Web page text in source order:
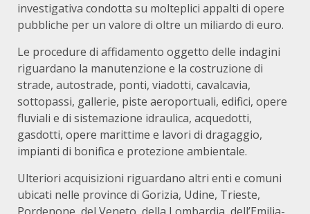
investigativa condotta su molteplici appalti di opere
pubbliche per un valore di oltre un miliardo di euro.
Le procedure di affidamento oggetto delle indagini
riguardano la manutenzione e la costruzione di
strade, autostrade, ponti, viadotti, cavalcavia,
sottopassi, gallerie, piste aeroportuali, edifici, opere
fluviali e di sistemazione idraulica, acquedotti,
gasdotti, opere marittime e lavori di dragaggio,
impianti di bonifica e protezione ambientale.
Ulteriori acquisizioni riguardano altri enti e comuni
ubicati nelle province di Gorizia, Udine, Trieste,